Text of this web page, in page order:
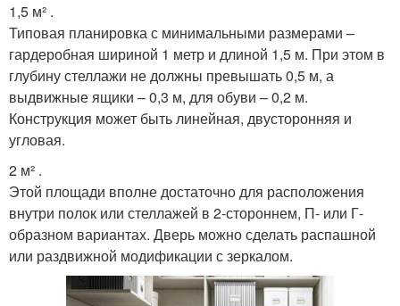
1,5 м² .
Типовая планировка с минимальными размерами –
гардеробная шириной 1 метр и длиной 1,5 м. При этом в
глубину стеллажи не должны превышать 0,5 м, а
выдвижные ящики – 0,3 м, для обуви – 0,2 м.
Конструкция может быть линейная, двусторонняя и
угловая.
2 м² .
Этой площади вполне достаточно для расположения
внутри полок или стеллажей в 2-стороннем, П- или Г-
образном вариантах. Дверь можно сделать распашной
или раздвижной модификации с зеркалом.